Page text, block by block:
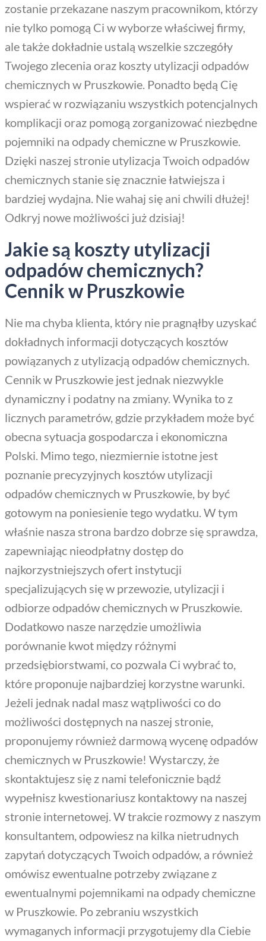
zostanie przekazane naszym pracownikom, którzy
nie tylko pomogą Ci w wyborze właściwej firmy,
ale także dokładnie ustalą wszelkie szczegóły
Twojego zlecenia oraz koszty utylizacji odpadów
chemicznych w Pruszkowie. Ponadto będą Cię
wspierać w rozwiązaniu wszystkich potencjalnych
komplikacji oraz pomogą zorganizować niezbędne
pojemniki na odpady chemiczne w Pruszkowie.
Dzięki naszej stronie utylizacja Twoich odpadów
chemicznych stanie się znacznie łatwiejsza i
bardziej wydajna. Nie wahaj się ani chwili dłużej!
Odkryj nowe możliwości już dzisiaj!
Jakie są koszty utylizacji
odpadów chemicznych?
Cennik w Pruszkowie
Nie ma chyba klienta, który nie pragnąłby uzyskać
dokładnych informacji dotyczących kosztów
powiązanych z utylizacją odpadów chemicznych.
Cennik w Pruszkowie jest jednak niezwykle
dynamiczny i podatny na zmiany. Wynika to z
licznych parametrów, gdzie przykładem może być
obecna sytuacja gospodarcza i ekonomiczna
Polski. Mimo tego, niezmiernie istotne jest
poznanie precyzyjnych kosztów utylizacji
odpadów chemicznych w Pruszkowie, by być
gotowym na poniesienie tego wydatku. W tym
właśnie nasza strona bardzo dobrze się sprawdza,
zapewniając nieodpłatny dostęp do
najkorzystniejszych ofert instytucji
specjalizujących się w przewozie, utylizacji i
odbiorze odpadów chemicznych w Pruszkowie.
Dodatkowo nasze narzędzie umożliwia
porównanie kwot między różnymi
przedsiębiorstwami, co pozwala Ci wybrać to,
które proponuje najbardziej korzystne warunki.
Jeżeli jednak nadal masz wątpliwości co do
możliwości dostępnych na naszej stronie,
proponujemy również darmową wycenę odpadów
chemicznych w Pruszkowie! Wystarczy, że
skontaktujesz się z nami telefonicznie bądź
wypełnisz kwestionariusz kontaktowy na naszej
stronie internetowej. W trakcie rozmowy z naszym
konsultantem, odpowiesz na kilka nietrudnych
zapytań dotyczących Twoich odpadów, a również
omówisz ewentualne potrzeby związane z
ewentualnymi pojemnikami na odpady chemiczne
w Pruszkowie. Po zebraniu wszystkich
wymaganych informacji przygotujemy dla Ciebie